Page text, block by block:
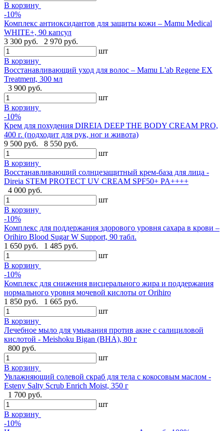
В корзину
-10%
Комплекс антиоксидантов для защиты кожи – Mamu Medical
WHITE+, 90 капсул
3 300 руб.
2 970 руб.
шт
В корзину
Восстанавливающий уход для волос – Mamu L'ab Regene EX
Treatment, 300 мл
3 900 руб.
шт
В корзину
-10%
Крем для похудения DIREIA DEEP THE BODY CREAM PRO,
400 г. (подходит для рук, ног и живота)
9 500 руб.
8 550 руб.
шт
В корзину
Восстанавливающий солнцезащитный крем-база для лица -
Direia STEM PROTECT UV CREAM SPF50+ PA++++
4 000 руб.
шт
В корзину
-10%
Комплекс для поддержания здорового уровня сахара в крови –
Orihiro Blood Sugar W Support, 90 табл.
1 650 руб.
1 485 руб.
шт
В корзину
-10%
Комплекс для снижения висцерального жира и поддержания
нормального уровня мочевой кислоты от Orihiro
1 850 руб.
1 665 руб.
шт
В корзину
Лечебное мыло для умывания против акне с салициловой
кислотой - Meishoku Bigan (BHA), 80 г
800 руб.
шт
В корзину
Увлажняющий солевой скраб для тела с кокосовым маслом -
Esteny Salty Scrub Enrich Moist, 350 г
1 700 руб.
шт
В корзину
-10%